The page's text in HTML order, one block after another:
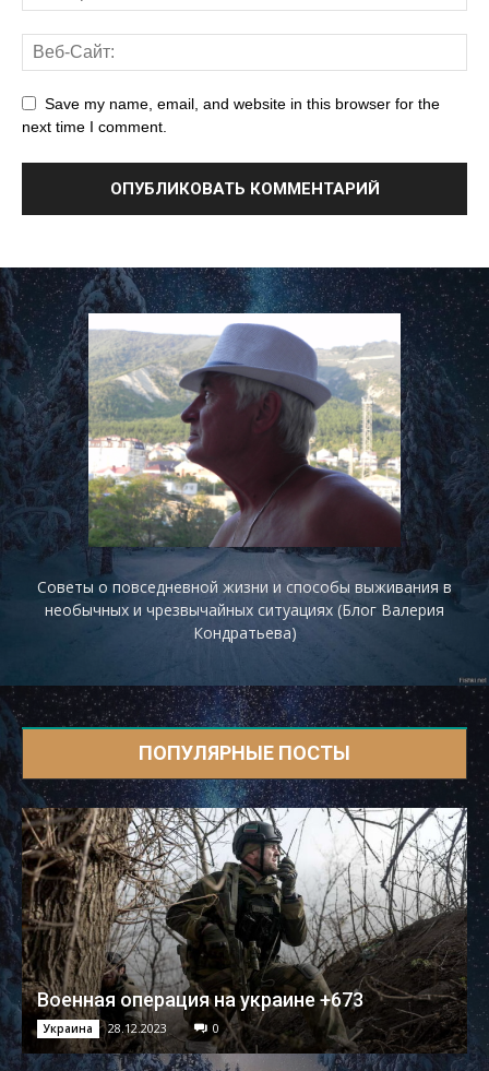
Save my name, email, and website in this browser for the
next time I comment.
Советы о повседневной жизни и способы выживания в
необычных и чрезвычайных ситуациях (Блог Валерия
Кондратьева)
ПОПУЛЯРНЫЕ ПОСТЫ
Военная операция на украине +673
Украина 28.12.2023 0